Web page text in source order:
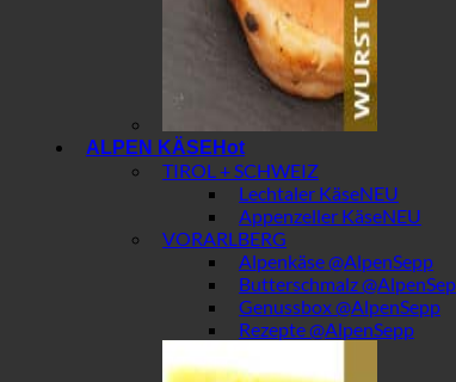
ALPEN KÄSE
TIROL + SCHWEIZ
Lechtaler Käse
Appenzeller Käse
VORARLBERG
Alpenkäse @AlpenSepp
Butterschmalz
Genussbox @AlpenSepp
Rezepte @AlpenSepp